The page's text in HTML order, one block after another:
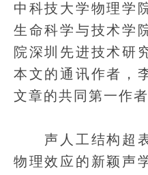
中科技大学物理学
生命科学与技术学
院深圳先进技术研
本文的通讯作者，
文章的共同第一作者
声人工结构超表
物理效应的新颖声